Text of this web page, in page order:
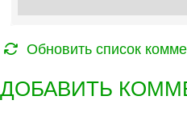
Обновить список
ДОБАВИТЬ